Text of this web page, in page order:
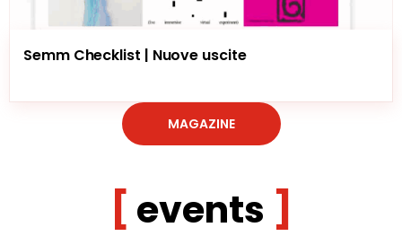
Semm Checklist | Nuove uscite
MAGAZINE
events